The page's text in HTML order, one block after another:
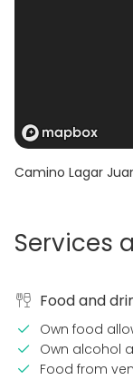
Camino Lagar
Services
Food and
Own food
Own alcohol
Food from